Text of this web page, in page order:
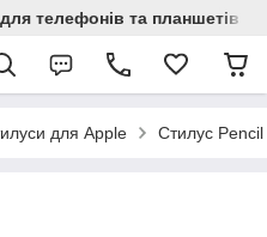
для телефонів та планшетів
для Apple Стилус